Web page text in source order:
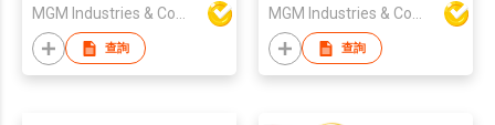
查詢 查詢